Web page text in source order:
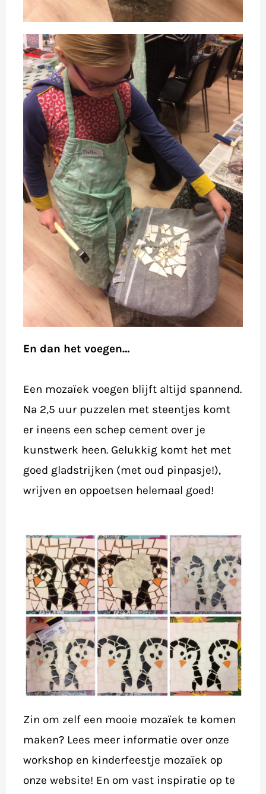
En dan het voegen…
Een mozaïek voegen blijft altijd spannend.
Na 2,5 uur puzzelen met steentjes komt
er ineens een schep cement over je
kunstwerk heen. Gelukkig komt het met
goed gladstrijken (met oud pinpasje!),
wrijven en oppoetsen helemaal goed!
Zin om zelf een mooie mozaïek te komen
maken? Lees meer informatie over onze
workshop en kinderfeestje mozaïek op
onze website! En om vast inspiratie op te